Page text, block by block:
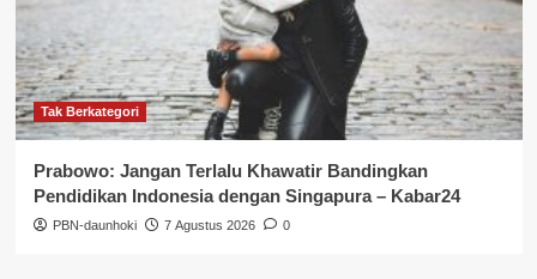
Tak Berkategori
Prabowo: Jangan Terlalu Khawatir Bandingkan
Pendidikan Indonesia dengan Singapura – Kabar24
PBN-daunhoki 7 Agustus 2026 0